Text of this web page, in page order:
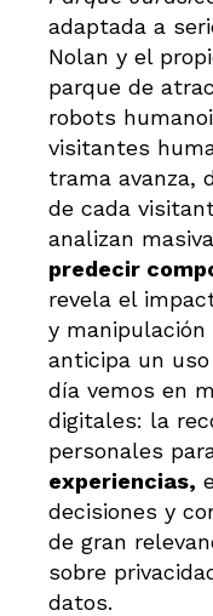
adaptada a
Nolan y el
parque de
robots
visitantes
trama avanza,
de cada
analizan
predecir
revela el
y manipulación
anticipa un
día vemos en
digitales: la
personales
experiencias,
decisiones y
de gran
sobre
datos.